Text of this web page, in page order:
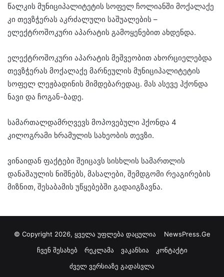
წალკის მუნიციპალიტეტის სოფელ ჩოლიანში მოქალაქე
კი თევზჭერას აკრძალული საშუალების –
ელექტროშოკური აპარატის გამოყენებით ახდენდა.
ელექტროშოკური აპარატის მეშვეობით ახორციელებდა
თევზჭერას მოქალაქე მარნეულის მუნიციპალიტეტის
სოფელ ლეჟბადინის მიმდებარედაც. მას ასევე ჰქონდა
ნავი და ჩოგან-ბადე.
სამართალდამრღვევს მოპოვებული ჰქონდა 4
კილოგრამი ხრამულის სახეობის თევზი.
ვინაიდან ფაქტები შეიცავს სისხლის სამართლის
დანაშაულის ნიშნებს, მასალები, შემდგომი რეაგირების
მიზნით, შესაბამის უწყებებში გადაიგზავნა.
© Copyright 2026, ყველა უფლება დაცულია NewsPress.Ge
ჩვენ შესახებ
რეკლამა ვაკანსია
კონტაქტი
ძველ ვერსიაზე გადასვლა